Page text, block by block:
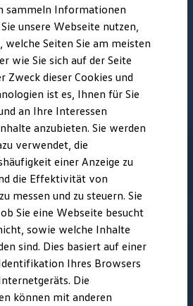
Konnektivität
6
Versionen und Updates
zu Ihrem ID.
und R Experience
sammeln Informationen
unsere Webseite nutzen,
welche Seiten Sie am meisten
wie Sie sich auf der Seite
Zweck dieser Cookies und
ist es, Ihnen für Sie
an Ihre Interessen
anzubieten. Sie werden
verwendet, die
einer Anzeige zu
die Effektivität von
messen und zu steuern. Sie
Sie eine Webseite besucht
sowie welche Inhalte
sind. Dies basiert auf einer
Ihres Browsers
Die
können mit anderen